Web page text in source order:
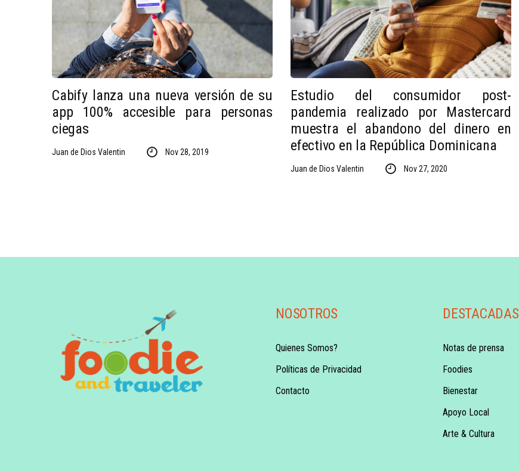
Cabify lanza una nueva versión de su
app 100% accesible para personas
ciegas
Juan de Dios Valentin Nov 28, 2019
Estudio del consumidor post-
pandemia realizado por Mastercard
muestra el abandono del dinero en
efectivo en la República Dominicana
Juan de Dios Valentin Nov 27, 2020
NOSOTROS
Quienes Somos?
Políticas de Privacidad
Contacto
DESTACADAS
Notas de prensa
Foodies
Bienestar
Apoyo Local
Arte & Cultura